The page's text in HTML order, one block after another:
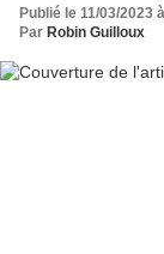
Publié le 11/03/2023
Par Robin Guilloux